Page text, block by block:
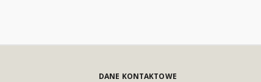
DANE KONTAKTOWE